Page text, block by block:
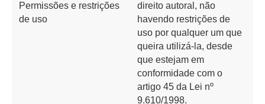
Permissões e restrições
de uso
direito autoral, não
havendo restrições de
uso por qualquer um que
queira utilizá-la, desde
que estejam em
conformidade com o
artigo 45 da Lei nº
9.610/1998.